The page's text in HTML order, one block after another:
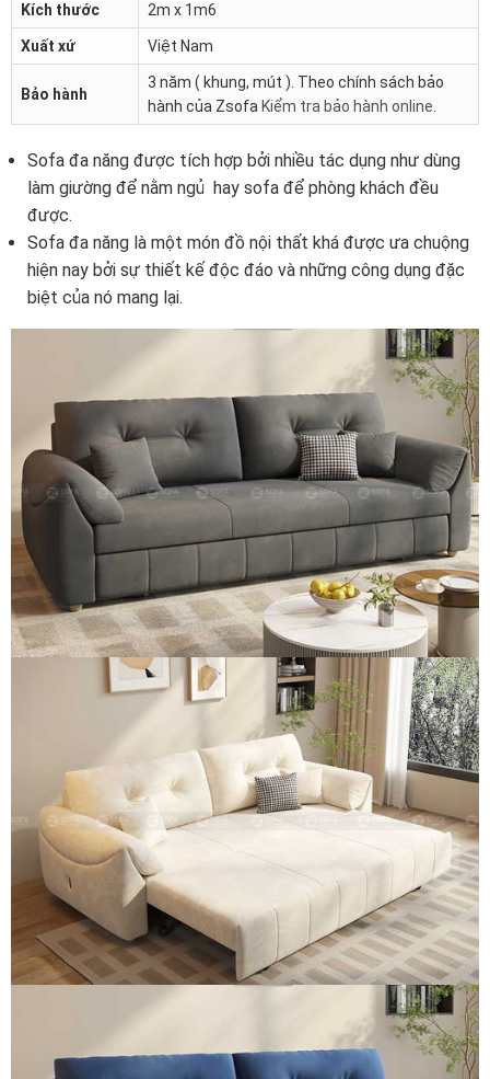
Kích thước 2m x 1m6
Xuất xứ Việt Nam
Bảo hành
3 năm ( khung, mút ). Theo chính sách bảo
hành của Zsofa Kiểm tra bảo hành online
Sofa đa năng được tích hợp bởi nhiều tác dụng như dùng
làm giường để nằm ngủ hay sofa để phòng khách đều
được.
Sofa đa năng là một món đồ nội thất khá được ưa chuộng
hiện nay bởi sự thiết kế độc đáo và những công dụng đặc
biệt của nó mang lại.